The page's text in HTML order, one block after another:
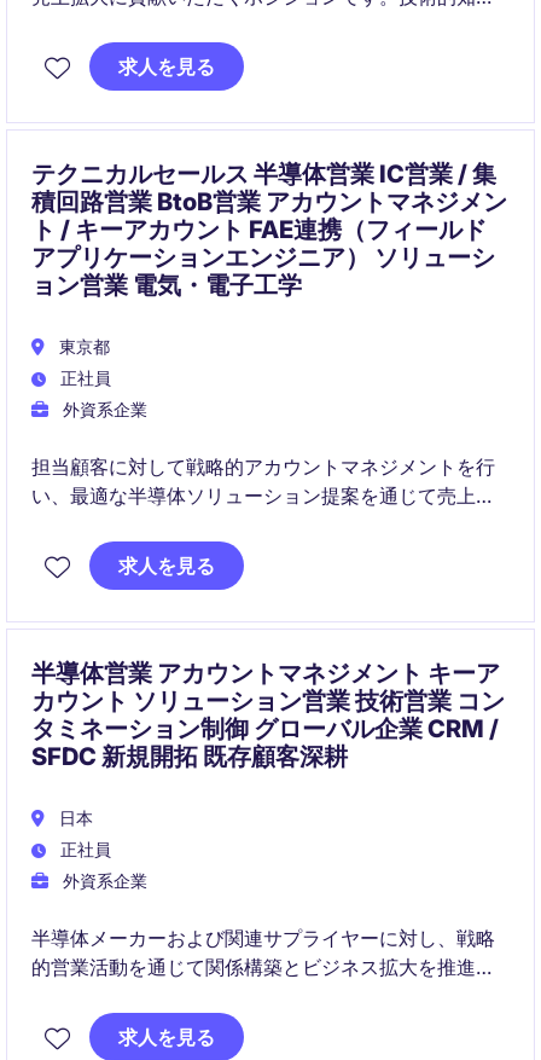
の最適化を担います。
求人を見る
テクニカルセールス 半導体営業 IC営業 / 集
積回路営業 BtoB営業 アカウントマネジメン
ト / キーアカウント FAE連携（フィールド
アプリケーションエンジニア） ソリューシ
ョン営業 電気・電子工学
東京都
正社員
外資系企業
担当顧客に対して戦略的アカウントマネジメントを行
い、最適な半導体ソリューション提案を通じて売上拡
求人を見る
半導体営業 アカウントマネジメント キーア
カウント ソリューション営業 技術営業 コン
タミネーション制御 グローバル企業 CRM /
SFDC 新規開拓 既存顧客深耕
日本
正社員
外資系企業
半導体メーカーおよび関連サプライヤーに対し、戦略
的営業活動を通じて関係構築とビジネス拡大を推進す
求人を見る